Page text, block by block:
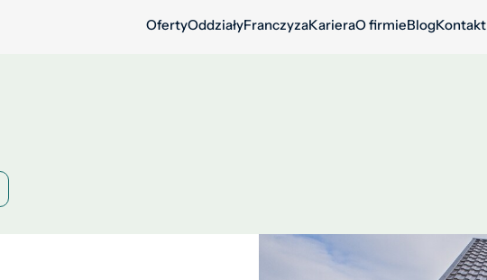
OfertyOddziałyFranczyzaKarieraO firmieBlogKontakt